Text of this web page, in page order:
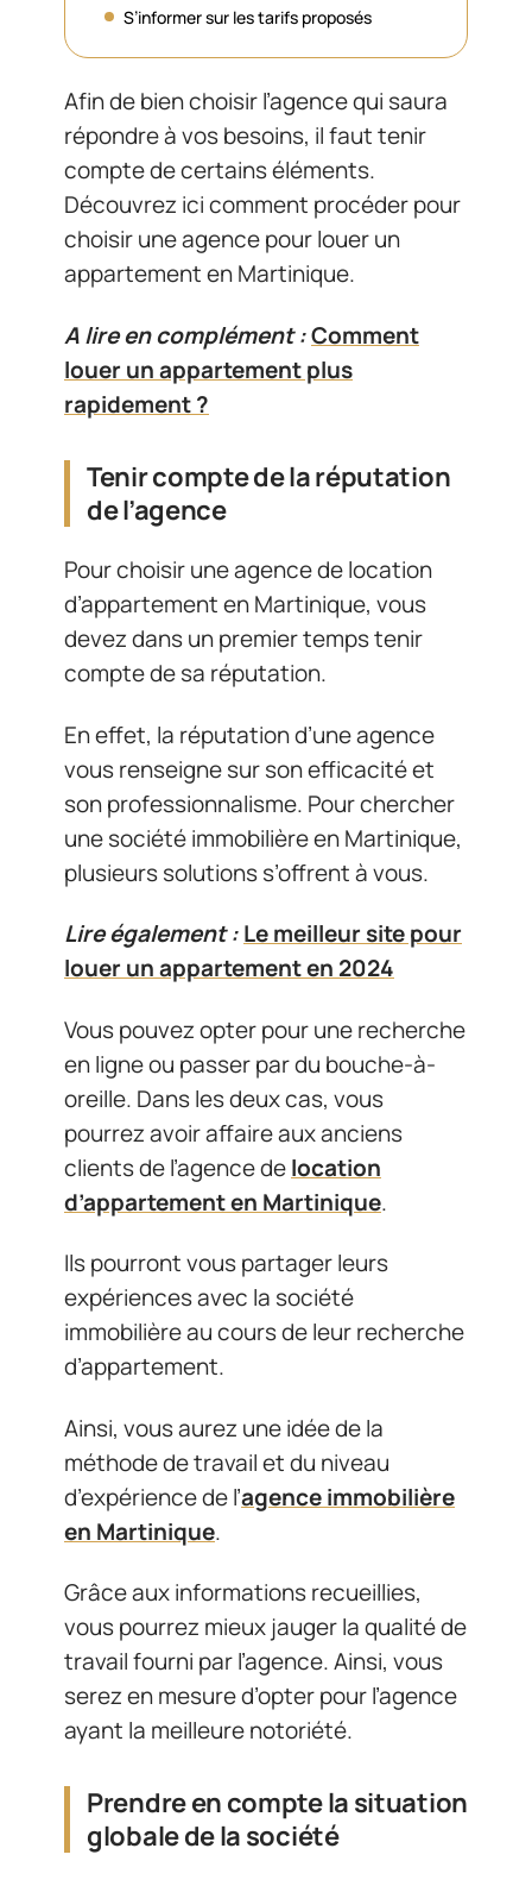
S’informer sur les tarifs proposés
Afin de bien choisir l’agence qui saura
répondre à vos besoins, il faut tenir
compte de certains éléments.
Découvrez ici comment procéder pour
choisir une agence pour louer un
appartement en Martinique.
A lire en complément :Comment
louer un appartement plus
rapidement ?
Tenir compte de la réputation
de l’agence
Pour choisir une agence de location
d’appartement en Martinique, vous
devez dans un premier temps tenir
compte de sa réputation.
En effet, la réputation d’une agence
vous renseigne sur son efficacité et
son professionnalisme. Pour chercher
une société immobilière en Martinique,
plusieurs solutions s’offrent à vous.
Lire également :Le meilleur site pour
louer un appartement en 2024
Vous pouvez opter pour une recherche
en ligne ou passer par du bouche-à-
oreille. Dans les deux cas, vous
pourrez avoir affaire aux anciens
clients de l’agence delocation
d’appartement en Martinique.
Ils pourront vous partager leurs
expériences avec la société
immobilière au cours de leur recherche
d’appartement.
Ainsi, vous aurez une idée de la
méthode de travail et du niveau
d’expérience de l’agence immobilière
en Martinique.
Grâce aux informations recueillies,
vous pourrez mieux jauger la qualité de
travail fourni par l’agence. Ainsi, vous
serez en mesure d’opter pour l’agence
ayant la meilleure notoriété.
Prendre en compte la situation
globale de la société